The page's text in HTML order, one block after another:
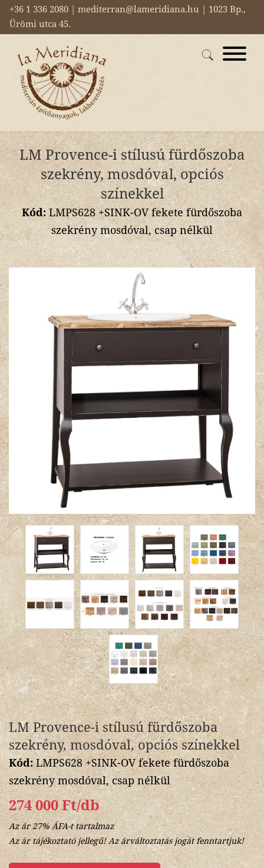
+36 1 336 2080 | mediterran@lameridiana.hu | 1023 Bp.,
Ürömi utca 45.
LM Provence-i stílusú fürdőszoba
szekrény, mosdóval, opciós
színekkel
Kód:LMPS628 +SINK-OV fekete fürdőszoba
szekrény mosdóval, csap nélkül
LM Provence-i stílusú fürdőszoba
szekrény, mosdóval, opciós színekkel
Kód:LMPS628 +SINK-OV fekete fürdőszoba
szekrény mosdóval, csap nélkül
274 000 Ft/db
Az ár 27% ÁFA-t tartalmaz
Az ár tájékoztató jellegű! Az árváltoztatás jogát fenntartjuk!